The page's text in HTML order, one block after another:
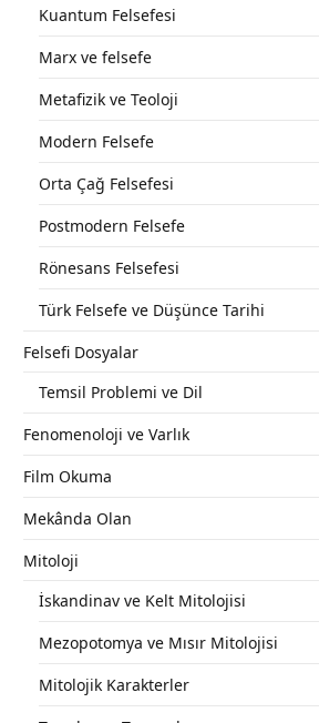
Kuantum Felsefesi
Marx ve felsefe
Metafizik ve Teoloji
Modern Felsefe
Orta Çağ Felsefesi
Postmodern Felsefe
Rönesans Felsefesi
Türk Felsefe ve Düşünce Tarihi
Felsefi Dosyalar
Temsil Problemi ve Dil
Fenomenoloji ve Varlık
Film Okuma
Mekânda Olan
Mitoloji
İskandinav ve Kelt Mitolojisi
Mezopotomya ve Mısır Mitolojisi
Mitolojik Karakterler